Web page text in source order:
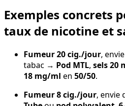
Exemples concrets
taux de nicotine et
Fumeur 20 cig./jour,
tabac → Pod MTL, sels 20
18 mg/ml en 50/50.
Fumeur 8 cig./jour, envie